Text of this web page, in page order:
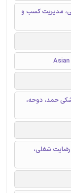
مدیریت کسب و
حمد، دوحه،
شغلی،